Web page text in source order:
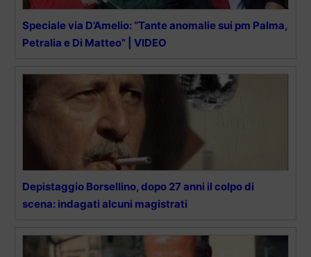
Speciale via D’Amelio: “Tante anomalie sui pm Palma,
Petralia e Di Matteo” | VIDEO
Depistaggio Borsellino, dopo 27 anni il colpo di
scena: indagati alcuni magistrati